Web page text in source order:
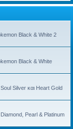
Black & White 2
Black & White
Silver και Heart Gold
Pearl & Platinum